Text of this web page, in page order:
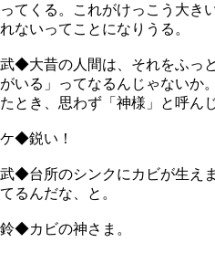
ってくる。これがけっこう大き
れないってことになりうる。
武◆大昔の人間は、それをふっ
がいる」ってなるんじゃないか
たとき、思わず「神様」と呼ん
ケ◆鋭い！
武◆台所のシンクにカビが生え
てるんだな、と。
鈴◆カビの神さま。